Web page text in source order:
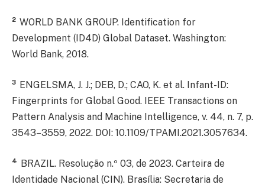
2 WORLD BANK GROUP. Identification for
Development (ID4D) Global Dataset. Washington:
World Bank, 2018.
3 ENGELSMA, J. J.; DEB, D.; CAO, K. et al. Infant-ID:
Fingerprints for Global Good. IEEE Transactions on
Pattern Analysis and Machine Intelligence, v. 44, n. 7, p.
3543–3559, 2022. DOI: 10.1109/TPAMI.2021.3057634.
4 BRAZIL. Resolução n.º 03, de 2023. Carteira de
Identidade Nacional (CIN). Brasília: Secretaria de